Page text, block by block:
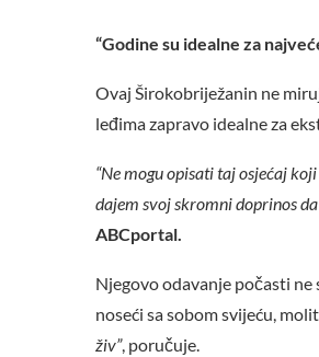
“Godine su idealne za
Ovaj Širokobriježanin ne
leđima zapravo idealne za
“Ne mogu opisati taj osjećaj
dajem svoj skromni doprinos
ABCportal.
Njegovo odavanje počasti
noseći sa sobom svijeću,
živ”, poručuje.